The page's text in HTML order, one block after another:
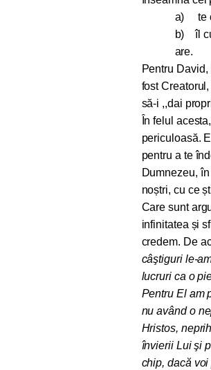
a)
te
b)
îl
are.
Pentru
fost
să-i ,,dai
În felul
periculoasă.
pentru a te
Dumnezeu,
noștri, cu ce
Care sunt
infinitatea și
credem. De
câştiguri le-
lucruri ca o
Pentru El am
nu având o
Hristos,
învierii Lui şi
chip, dacă voi